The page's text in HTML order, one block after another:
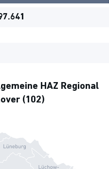
HAZ Regional
(102)